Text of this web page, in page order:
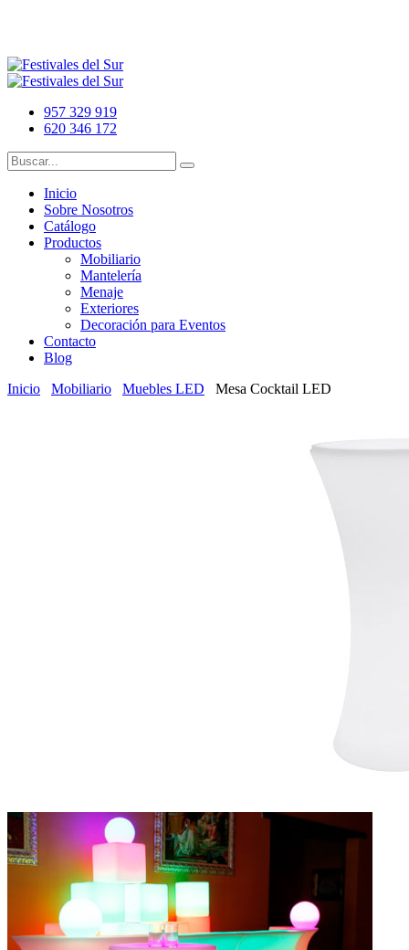
957 329 919
620 346 172
Inicio
Sobre Nosotros
Catálogo
Productos
Mobiliario
Mantelería
Menaje
Exteriores
Decoración para Eventos
Contacto
Blog
Inicio
Mobiliario Muebles LED Mesa Cocktail LED